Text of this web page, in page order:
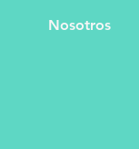
Nosotros